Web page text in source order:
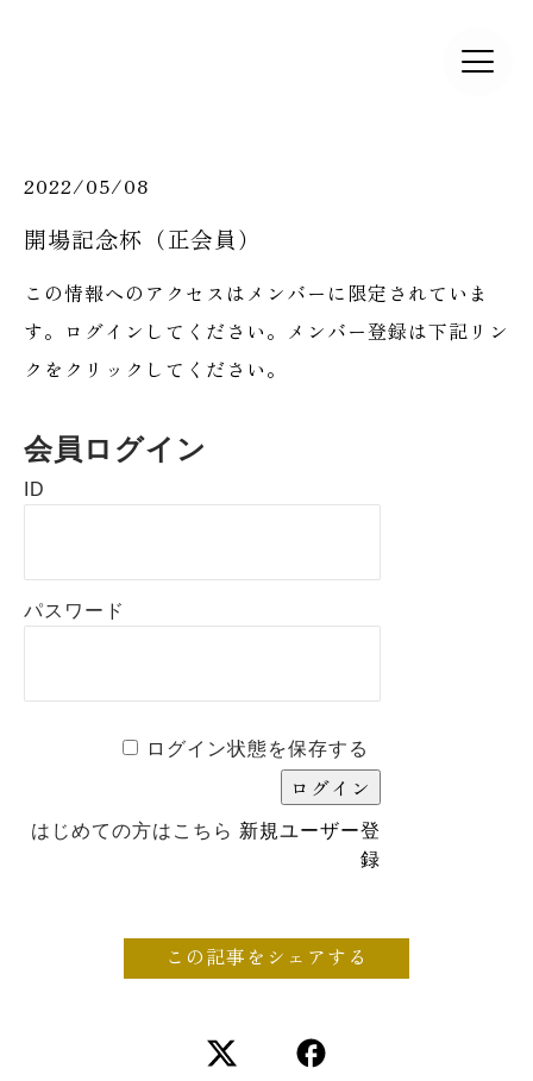
2022/05/08
開場記念杯（正会員）
この情報へのアクセスはメンバーに限定されていま
す。ログインしてください。メンバー登録は下記リン
クをクリックしてください。
会員ログイン
ID
パスワード
ログイン状態を保存する
はじめての方はこちら 新規ユーザー登
録
この記事をシェアする